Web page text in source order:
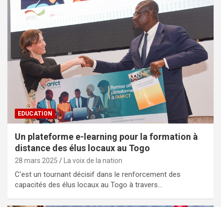
EDUCATION
Un plateforme e-learning pour la formation à
distance des élus locaux au Togo
28 mars 2025 La voix de la nation
C’est un tournant décisif dans le renforcement des
capacités des élus locaux au Togo à travers…